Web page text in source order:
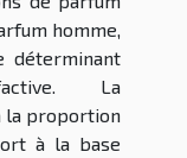
homme,
déterminant
La
la proportion
à la base